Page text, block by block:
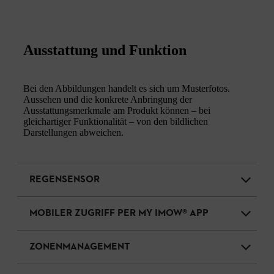
Ausstattung und Funktion
Bei den Abbildungen handelt es sich um Musterfotos.
Aussehen und die konkrete Anbringung der
Ausstattungsmerkmale am Produkt können – bei
gleichartiger Funktionalität – von den bildlichen
Darstellungen abweichen.
REGENSENSOR
MOBILER ZUGRIFF PER MY IMOW® APP
ZONENMANAGEMENT